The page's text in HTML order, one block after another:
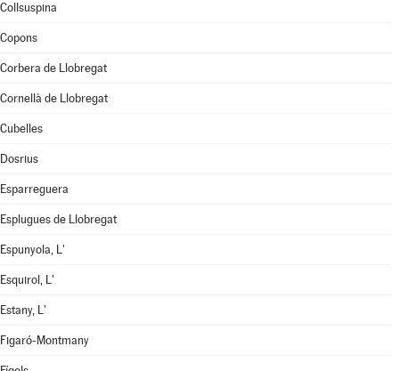
Collsuspina
Copons
Corbera de Llobregat
Cornellà de Llobregat
Cubelles
Dosrius
Esparreguera
Esplugues de Llobregat
Espunyola, L'
Esquirol, L'
Estany, L'
Figaró-Montmany